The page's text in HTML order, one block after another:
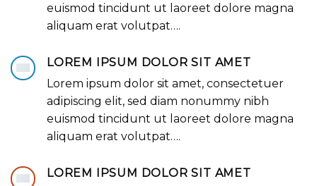
euismod tincidunt ut laoreet dolore magna
aliquam erat volutpat….
LOREM IPSUM DOLOR SIT AMET
Lorem ipsum dolor sit amet, consectetuer
adipiscing elit, sed diam nonummy nibh
euismod tincidunt ut laoreet dolore magna
aliquam erat volutpat….
LOREM IPSUM DOLOR SIT AMET